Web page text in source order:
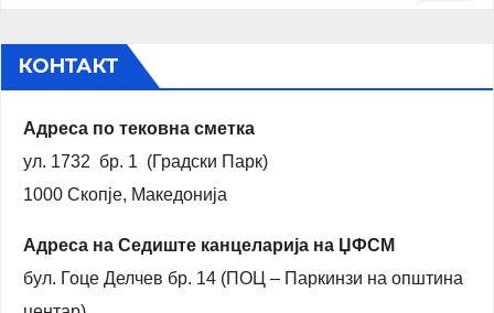
КОНТАКТ
Адреса по тековна сметка
ул. 1732 бр. 1 (Градски Парк)
1000 Скопје, Македонија
Адреса на Седиште канцеларија на ЏФСМ
бул. Гоце Делчев бр. 14 (ПОЦ – Паркинзи на општина